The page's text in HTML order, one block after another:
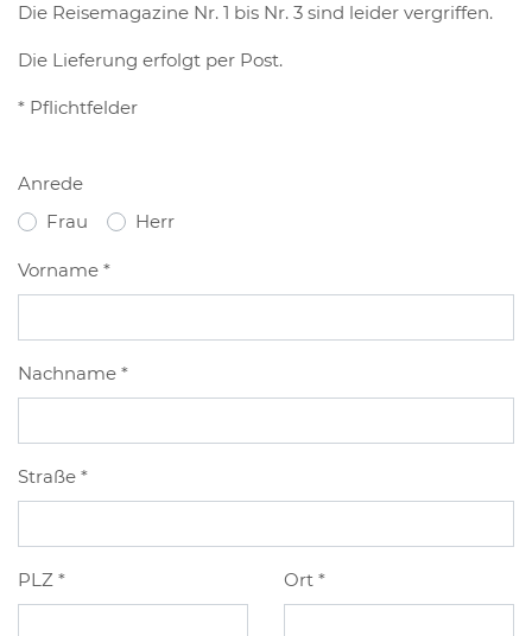
Die Reisemagazine Nr. 1 bis Nr. 3 sind leider vergriffen.
Die Lieferung erfolgt per Post.
* Pflichtfelder
Anrede
Frau
Herr
Vorname *
Nachname *
Straße *
PLZ * Ort *